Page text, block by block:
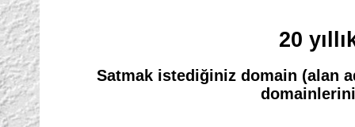
20
Satmak istediğiniz domain (alan